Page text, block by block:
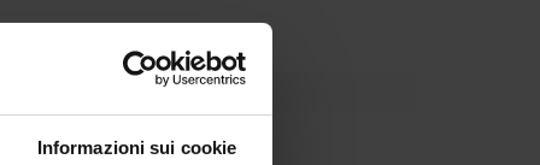
Informazioni sui cookie